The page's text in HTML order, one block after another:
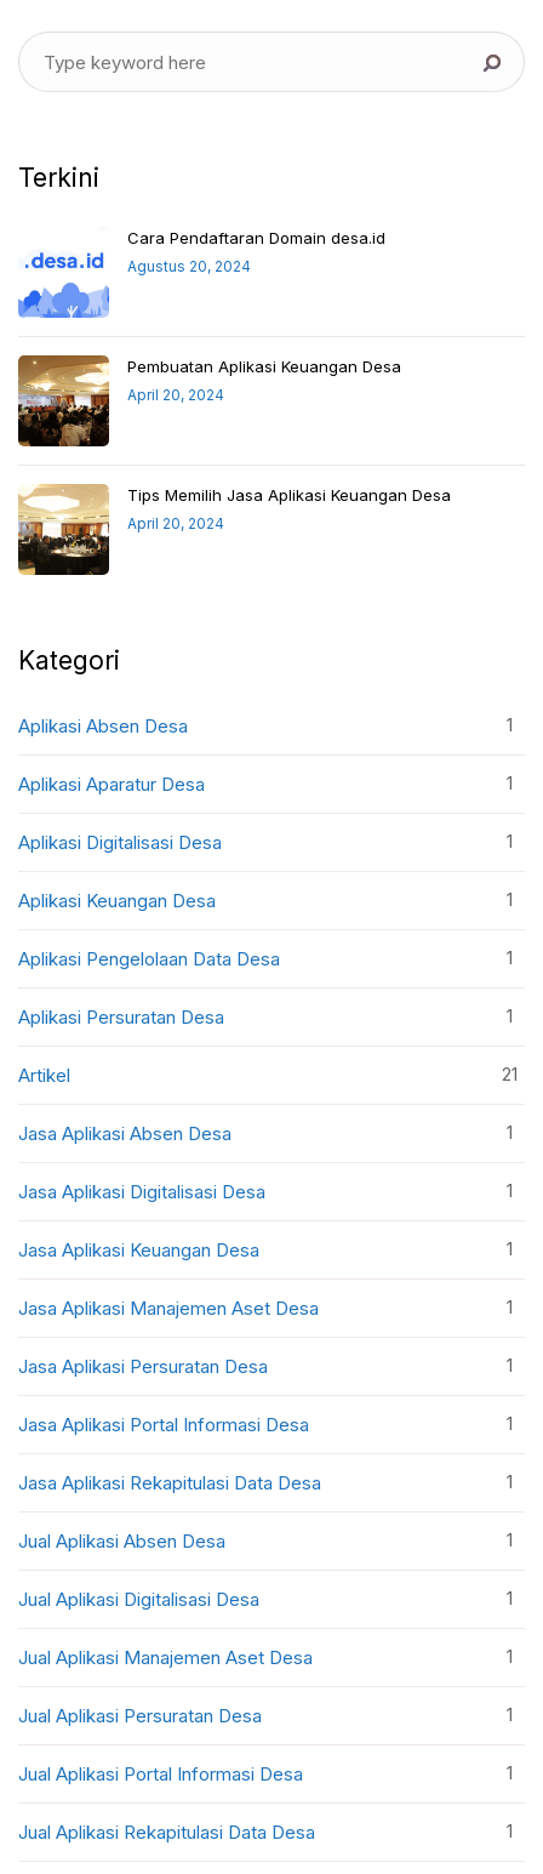
Terkini
Cara Pendaftaran Domain desa.id
Agustus 20, 2024
Pembuatan Aplikasi Keuangan Desa
April 20, 2024
Tips Memilih Jasa Aplikasi Keuangan Desa
April 20, 2024
Kategori
Aplikasi Absen Desa 1
Aplikasi Aparatur Desa 1
Aplikasi Digitalisasi Desa 1
Aplikasi Keuangan Desa 1
Aplikasi Pengelolaan Data Desa 1
Aplikasi Persuratan Desa 1
Artikel 21
Jasa Aplikasi Absen Desa 1
Jasa Aplikasi Digitalisasi Desa 1
Jasa Aplikasi Keuangan Desa 1
Jasa Aplikasi Manajemen Aset Desa 1
Jasa Aplikasi Persuratan Desa 1
Jasa Aplikasi Portal Informasi Desa 1
Jasa Aplikasi Rekapitulasi Data Desa 1
Jual Aplikasi Absen Desa 1
Jual Aplikasi Digitalisasi Desa 1
Jual Aplikasi Manajemen Aset Desa 1
Jual Aplikasi Persuratan Desa 1
Jual Aplikasi Portal Informasi Desa 1
Jual Aplikasi Rekapitulasi Data Desa 1